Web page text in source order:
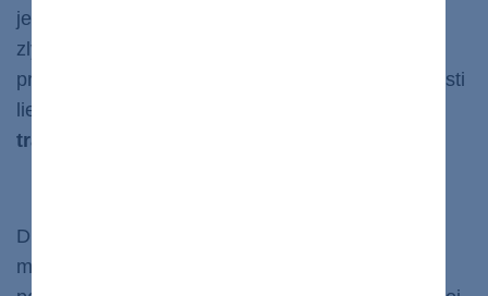
je
zlyhávanie na svedomí, aby sa oddialila jeho
progresia. Keď však obličky úplne zlyhajú, možnosti
liečby sú obmedzené na
transplantáciu obličky
Dialýza sama o sebe nelieči zlyhanie obličiek, ale
môže pomôcť zlepšiť kvalitu a predĺžiť